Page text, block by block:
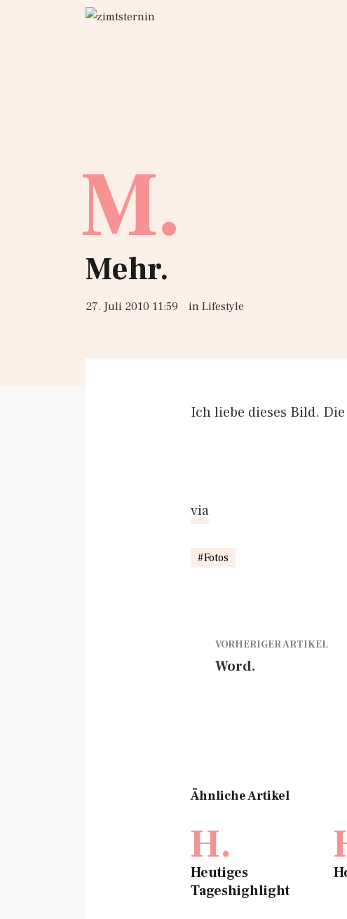
M.
Mehr.
27. Juli 2010 11:59 in Lifestyle
Ich liebe dieses Bild.
via
Fotos
VORHERIGER ARTIKEL
Word.
Ähnliche Artikel
H.
Heutiges
Tageshighlight